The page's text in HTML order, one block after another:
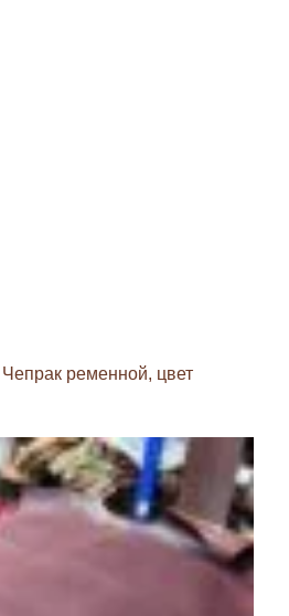
Чепрак ременной, цвет